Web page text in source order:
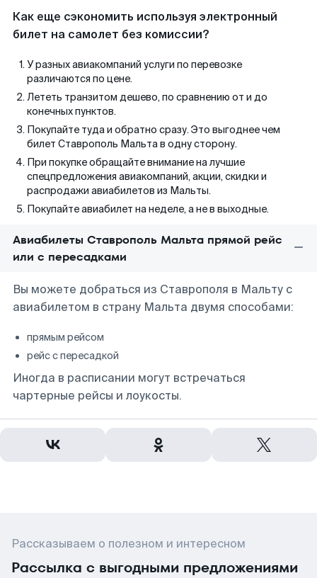
Как еще сэкономить используя электронный
билет на самолет без комиссии?
У разных авиакомпаний услуги по перевозке
различаются по цене.
Лететь транзитом дешево, по сравнению от и до
конечных пунктов.
Покупайте туда и обратно сразу. Это выгоднее чем
билет Ставрополь Мальта в одну сторону.
При покупке обращайте внимание на лучшие
спецпредложения авиакомпаний, акции, скидки и
распродажи авиабилетов из Мальты.
Покупайте авиабилет на неделе, а не в выходные.
Авиабилеты Ставрополь Мальта прямой рейс
или с пересадками
Вы можете добраться из Ставрополя в Мальту с
авиабилетом в страну Мальта двумя способами:
прямым рейсом
рейс с пересадкой
Иногда в расписании могут встречаться
чартерные рейсы и лоукосты.
Рассказываем о полезном и интересном
Рассылка с выгодными предложениями